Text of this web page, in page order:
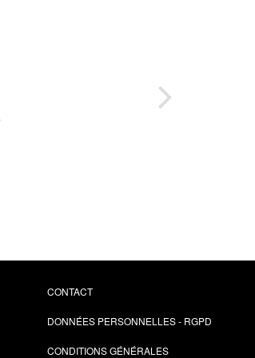
CONTACT
DONNÉES PERSONNELLES - RGPD
CONDITIONS GÉNÉRALES